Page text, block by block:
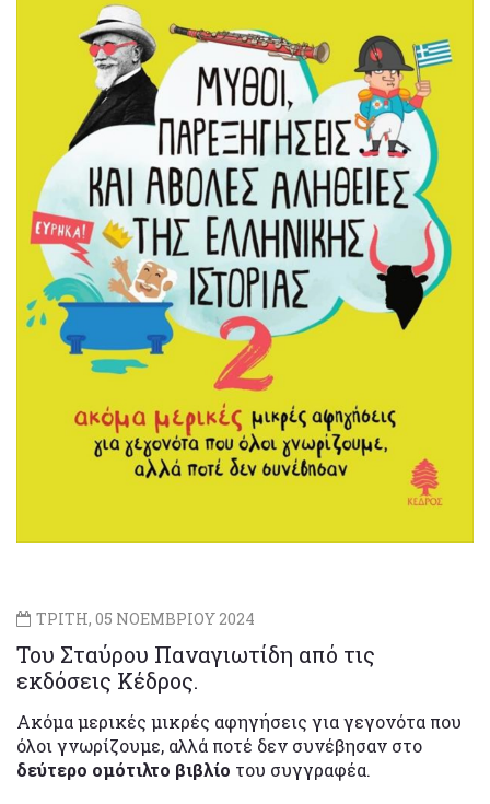
ΤΡΙΤΗ, 05 ΝΟΕΜΒΡΙΟΥ 2024
Του Σταύρου Παναγιωτίδη από τις
εκδόσεις Κέδρος.
Ακόμα μερικές μικρές αφηγήσεις για γεγονότα που
όλοι γνωρίζουμε, αλλά ποτέ δεν συνέβησαν στο
δεύτερο ομότιλτο βιβλίο του συγγραφέα.